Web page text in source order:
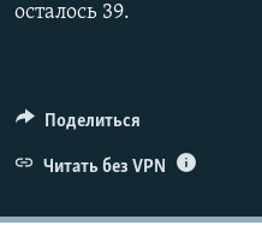
осталось 39.
Поделиться
Читать без VPN